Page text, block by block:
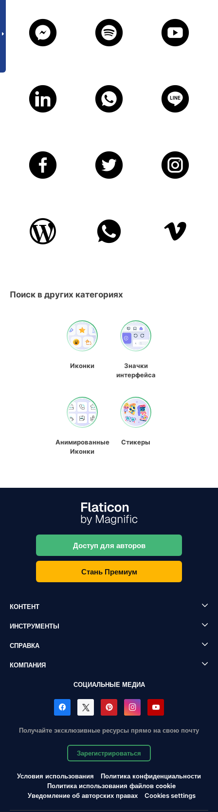
Поиск в других категориях
Иконки
Значки
интерфейса
Анимированные
Иконки
Стикеры
Доступ для авторов
Стань Премиум
КОНТЕНТ
ИНСТРУМЕНТЫ
СПРАВКА
КОМПАНИЯ
СОЦИАЛЬНЫЕ МЕДИА
Получайте эксклюзивные ресурсы прямо на свою почту
Зарегистрироваться
Условия использования
Политика конфиденциальности
Политика использования файлов cookie
Уведомление об авторских правах
Cookies settings